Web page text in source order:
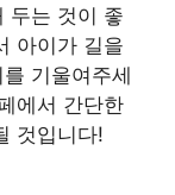
두는 것이 좋
아이가 길을
기울여주세
에서 간단한
것입니다!